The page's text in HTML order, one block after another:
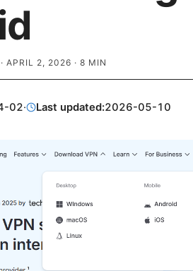
· APRIL 2, 2026 · 8 MIN
02· Last updated:2026-05-10